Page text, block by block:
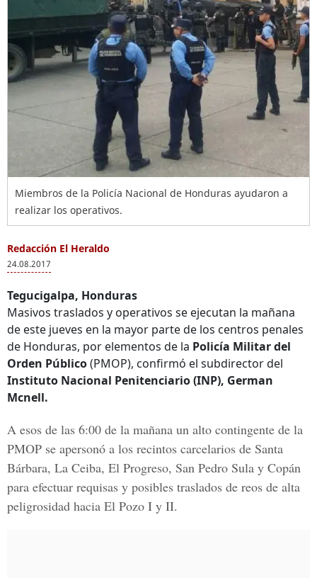
Miembros de la Policía Nacional de Honduras ayudaron a
realizar los operativos.
Redacción El Heraldo
24.08.2017
Tegucigalpa, Honduras
Masivos traslados y operativos se ejecutan la mañana
de este jueves en la mayor parte de los centros penales
de Honduras, por elementos de la Policía Militar del
Orden Público(PMOP), confirmó el subdirector del
Instituto Nacional Penitenciario (INP), German
Mcnell.
A esos de las 6:00 de la mañana un alto contingente de la
PMOP se apersonó a los recintos carcelarios de Santa
Bárbara, La Ceiba, El Progreso, San Pedro Sula y Copán
para efectuar requisas y posibles traslados de reos de alta
peligrosidad hacia El Pozo I y II.